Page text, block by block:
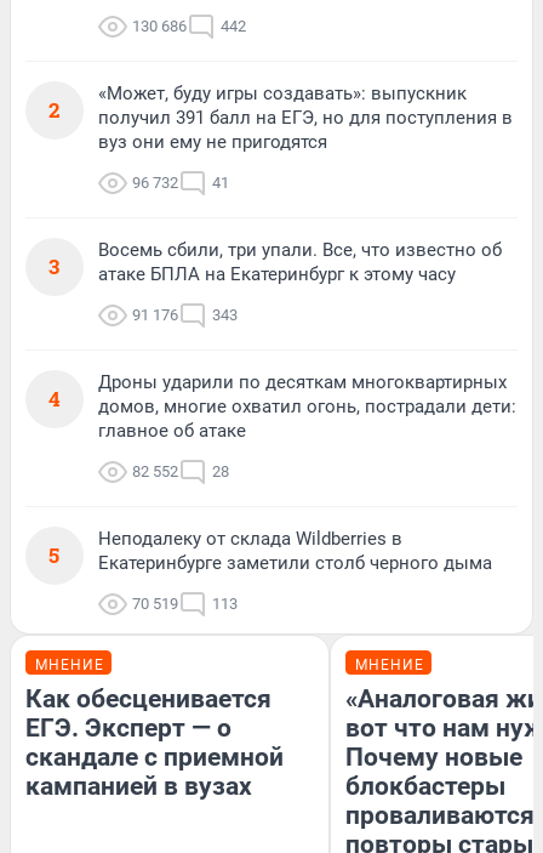
130 686 442
2
«Может, буду игры создавать»: выпускник
получил 391 балл на ЕГЭ, но для поступления в
вуз они ему не пригодятся
96 732 41
3
Восемь сбили, три упали. Все, что известно об
атаке БПЛА на Екатеринбург к этому часу
91 176 343
4
Дроны ударили по десяткам многоквартирных
домов, многие охватил огонь, пострадали дети:
главное об атаке
82 552 28
5
Неподалеку от склада Wildberries в
Екатеринбурге заметили столб черного дыма
70 519 113
МНЕНИЕ
Как обесценивается
ЕГЭ. Эксперт — о
скандале с приемной
кампанией в вузах
МНЕНИЕ
«Аналоговая
вот что нам
Почему новые
блокбастеры
повторы